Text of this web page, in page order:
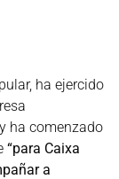
ha ejercido
ha comenzado
“para Caixa
a